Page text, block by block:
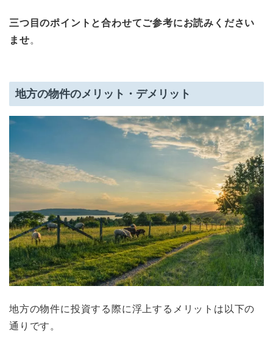
三つ目のポイントと合わせてご参考にお読みください
ませ。
地方の物件のメリット・デメリット
地方の物件に投資する際に浮上するメリットは以下の
通りです。